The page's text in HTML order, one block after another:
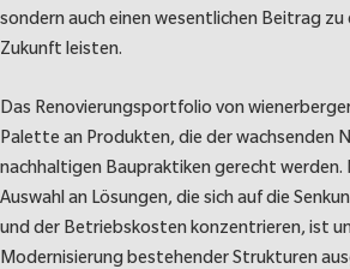
sondern auch einen wesentlichen Beitrag
Zukunft leisten.
Das Renovierungsportfolio von
Palette an Produkten, die der wachsenden
nachhaltigen Baupraktiken gerecht werden.
Auswahl an Lösungen, die sich auf die
und der Betriebskosten konzentrieren, ist
Modernisierung bestehender Strukturen